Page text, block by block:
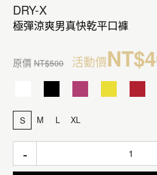
DRY-X
極彈涼爽男真快乾平口褲
原價NT$500 活動價
S M L XL
-